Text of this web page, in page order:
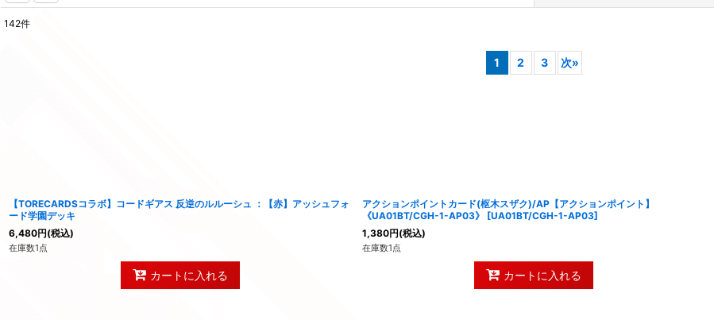
142件
1 2 3 次»
【TORECARDSコラボ】コードギアス 反逆のルルーシュ ：【赤】アッシュフォ
ード学園デッキ
6,480円(税込)
在庫数1点
カートに入れる
アクションポイントカード(枢木スザク)/AP【アクションポイント】
《UA01BT/CGH-1-AP03》
[UA01BT/CGH-1-AP03]
1,380円(税込)
在庫数1点
カートに入れる